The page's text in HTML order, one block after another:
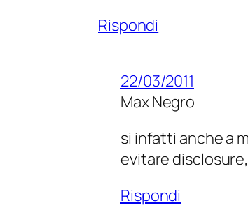
Rispondi
22/03/2011
Max Negro
si infatti anche a
evitare
Rispondi